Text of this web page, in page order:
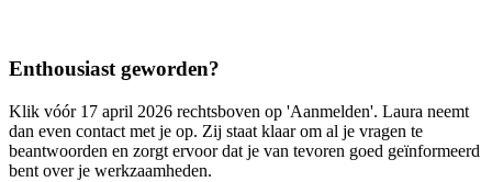
Enthousiast geworden?
Klik vóór 17 april 2026 rechtsboven op 'Aanmelden'. Laura neemt
dan even contact met je op. Zij staat klaar om al je vragen te
beantwoorden en zorgt ervoor dat je van tevoren goed geïnformeerd
bent over je werkzaamheden.